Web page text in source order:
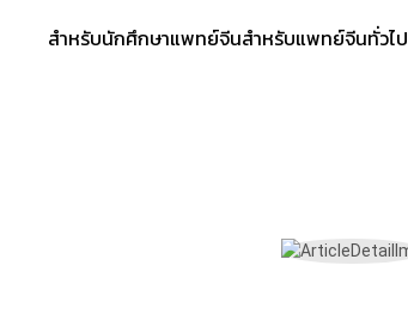
สำหรับนักศึกษาแพทย์จีนสำหรับแพทย์จีนทั่วไป